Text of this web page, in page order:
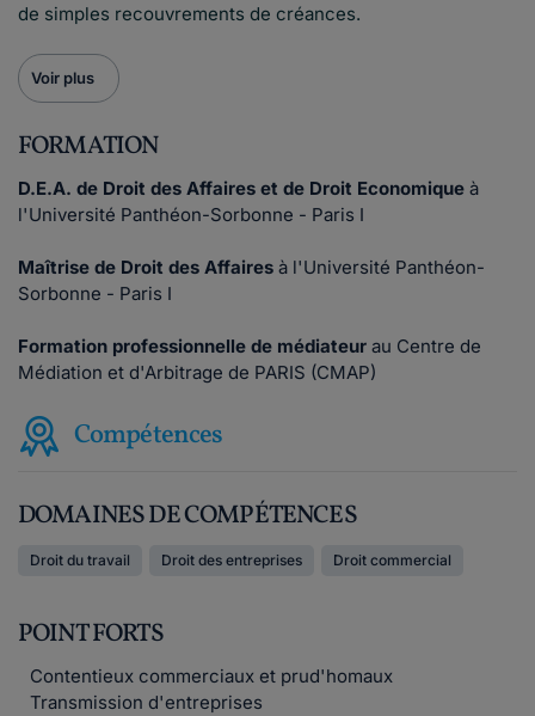
de simples recouvrements de créances.
Voir plus
FORMATION
D.E.A. de Droit des Affaires et de Droit Economique à
l'Université Panthéon-Sorbonne - Paris I
Maîtrise de Droit des Affaires à l'Université Panthéon-
Sorbonne - Paris I
Formation professionnelle de médiateur au Centre de
Médiation et d'Arbitrage de PARIS (CMAP)
Compétences
DOMAINES DE COMPÉTENCES
Droit du travail Droit des entreprises Droit commercial
POINT FORTS
Contentieux commerciaux et prud'homaux
Transmission d'entreprises